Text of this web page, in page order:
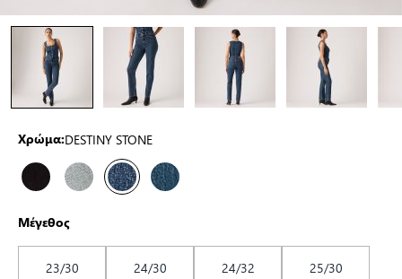
Χρώμα:DESTINY STONE
Μέγεθος
23/30 24/30 24/32
25/30